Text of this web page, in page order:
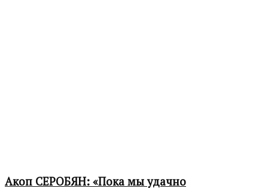
Акоп СЕРОБЯН: «Пока мы удачно